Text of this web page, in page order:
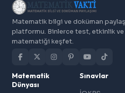
Matematik bilgi ve doküman
platformu. Binlerce test, etkinlik ve
matematiği keşfet.
Matematik
Dünyası
Sınavlar